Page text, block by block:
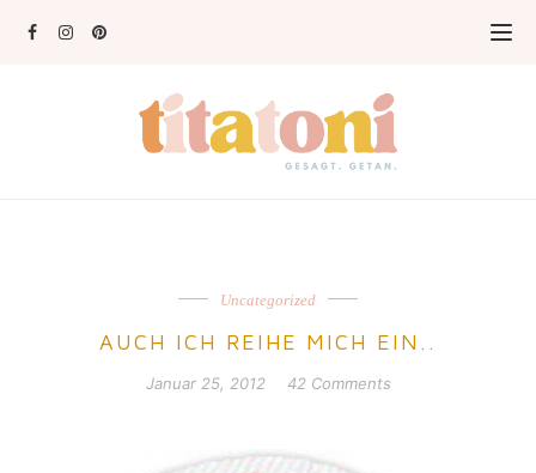
Uncategorized
AUCH ICH REIHE MICH EIN..
Januar 25, 2012 42 Comments